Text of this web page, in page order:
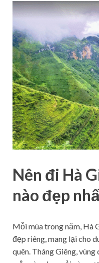
Nên đi Hà
nào đẹp
Mỗi mùa trong năm, Hà
đẹp riêng, mang lại cho
quên. Tháng Giêng,